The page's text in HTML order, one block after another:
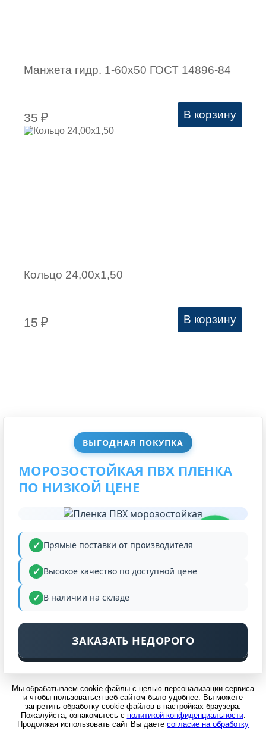
ВЫГОДНАЯ ПОКУПКА
МОРОЗОСТОЙКАЯ ПВХ ПЛЕНКА
ПО НИЗКОЙ ЦЕНЕ
Прямые поставки от производителя
Высокое качество по доступной цене
В наличии на складе
ЗАКАЗАТЬ НЕДОРОГО
Манжета гидр. 1-60х50 ГОСТ 14896-84
35 ₽ В корзину
Кольцо 24,00х1,50
15 ₽ В корзину
Мы обрабатываем cookie-файлы с целью персонализации сервиса
и чтобы пользоваться веб-сайтом было удобнее. Вы можете
запретить обработку cookie-файлов в настройках браузера.
Пожалуйста, ознакомьтесь с политикой конфиденциальности.
Продолжая использовать сайт Вы даете согласие на обработку